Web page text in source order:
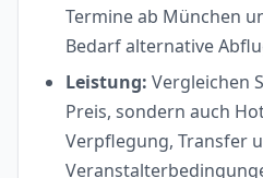
Termine ab München
Bedarf alternative
Leistung: Vergleichen
Preis, sondern auch
Verpflegung, Transfer